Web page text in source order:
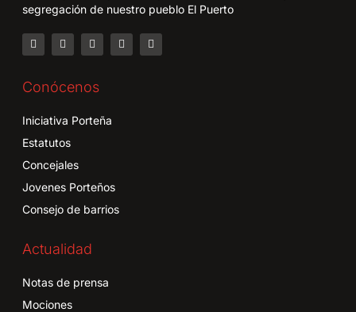
segregación de nuestro pueblo El Puerto
Conócenos
Iniciativa Porteña
Estatutos
Concejales
Jovenes Porteños
Consejo de barrios
Actualidad
Notas de prensa
Mociones